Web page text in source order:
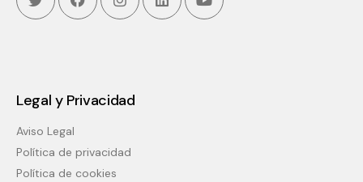
TwitterFacebookInstagramLinkedinYoutube
Legal y Privacidad
Aviso Legal
Política de privacidad
Política de cookies